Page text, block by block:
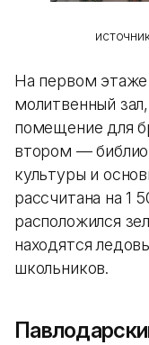
На первом
молитвенный
помещение для
втором —
культуры и
рассчитана на 1
расположился
находятся
школьников.